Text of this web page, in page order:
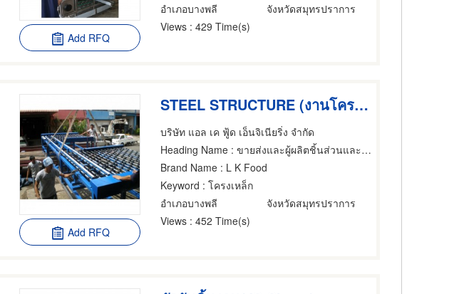
Add RFQ
อำเภอบางพลี
จังหวัดสมุทรปราการ
Views : 429 Time(s)
Add RFQ
STEEL STRUCTURE (งานโครงสร้างเหล็ก)
บริษัท แอล เค ฟู้ด เอ็นจิเนียริ่ง จำกัด
Heading Name : ขายส่งและผู้ผลิตชิ้นส่วนและอะไหล่เครื่องจักรกล,เครื่องจักรกลจัดสร้างตามสั่ง,เครื่องจักร
Brand Name : L K Food
Keyword : โครงเหล็ก
อำเภอบางพลี
จังหวัดสมุทรปราการ
Views : 452 Time(s)